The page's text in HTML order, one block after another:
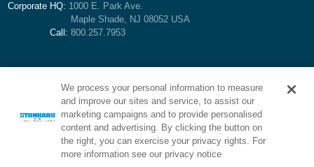
Corporate HQ: 1000 E. Park Ave.
Maple Shade, NJ 08052 USA
Call: 800.257.7953
We process your personal information to measure
and improve our sites and service, to assist our
marketing campaigns and to provide personalised
content and advertising. By clicking the button on
the right, you can exercise your privacy rights. For
more information see our privacy notice